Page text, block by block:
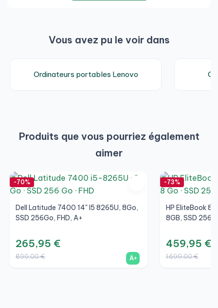
Vous avez pu le voir dans
Ordinateurs portables Lenovo
Produits que vous pourriez également
aimer
-70%
Dell Latitude 7400 14" I5 8265U, 8Go,
SSD 256Go, FHD, A+
265,95 €
899,00 € A+
-73%
HP EliteBook
8GB, SSD
459,95 €
1 699,00 €